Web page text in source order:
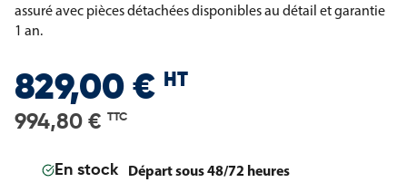
assuré avec pièces détachées disponibles au détail et garantie
1 an.
829,00 € HT
994,80 € TTC
En stock Départ sous 48/72 heures